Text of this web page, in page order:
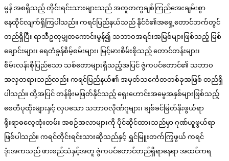
မွန် အစရှိသည့် တိုင်းရင်းသားများသည် အတူတကွချစ်ကြည်အေးချမ်းစွာ
နေထိုင်လျက်ရှိကြပါသည်။ ကရင်ပြည်နယ်သည် နိုင်ငံ၏အရှေ့တောင်ဘက်တွင်
တည်ရှိပြီး ရာသီဥတုမျှတကောင်းမွန်၍ သဘာဝအရင်းအမြစ်များဖြစ်သည့် မြစ်
ချောင်းများ၊ ရေတံခွန်စိမ့်စမ်းများ၊ မြင့်မားစိမ်းစိုသည့် တောင်တန်းများ၊
စိမ်းလန်းစိုပြည်သော သစ်တောများရှိသည့်အပြင် ဇွဲကပင်တောင်၏ သဘာဝ
အလှတရားသည်လည်း ကရင်ပြည်နယ်၏ အမှတ်သင်္ကေတတစ်ခုအဖြစ် တည်ရှိ
ပါသည်။ ထို့အပြင် တန်ဖိုးမဖြတ်နိုင်သည့် ရှေးဟောင်းအမွေအနှစ်များဖြစ်သည့်
စေတီပုထိုးများနှင့် လှပသော သဘာဝလိုဏ်ဂူများ၊ ချစ်ခင်မြတ်နိုးဖွယ်ရာ
ရိုးရာဓလေ့ထုံးတမ်း အစဉ်အလာများကို ပိုင်ဆိုင်ထားသည်မှာ ဂုဏ်ယူဖွယ်ရာ
ဖြစ်ပါသည်။ ကရင်တိုင်းရင်းသားဆိုသည်နှင့် ရွှင်မြူးတက်ကြွဖွယ် ကရင်
ဒုံးအကသည် ဖားစည်သံနှင့်အတူ ဇွဲကပင်တောင်တည်ရှိရာနေရာ အထင်ကရ